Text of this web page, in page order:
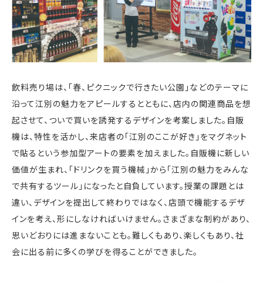
飲料売り場は、「春、ピクニックで行きたい公園」などのテーマに
沿って江別の魅力をアピールするとともに、店内の関連商品を想
起させて、ついで買いを誘発するデザインを考案しました。自販
機は、特性を活かし、来店者の「江別のここが好き」をマグネット
で貼るという参加型アートの要素を加えました。自販機に新しい
価値が生まれ、「ドリンクを買う機械」から「江別の魅力をみんな
で共有するツール」になったと自負しています。授業の課題とは
違い、デザインを提出して終わりではなく、店頭で機能するデザ
インを考え、形にしなければいけません。さまざまな制約があり、
思いどおりには進まないことも。難しくもあり、楽しくもあり、社
会に出る前に多くの学びを得ることができました。